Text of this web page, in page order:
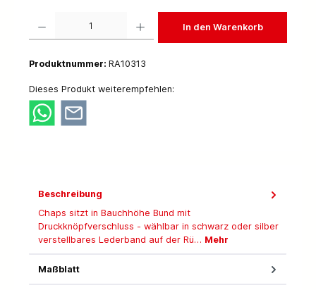
In den Warenkorb
Produktnummer: RA10313
Dieses Produkt weiterempfehlen:
Beschreibung
Chaps sitzt in Bauchhöhe Bund mit
Druckknöpfverschluss - wählbar in schwarz oder silber
verstellbares Lederband auf der Rü… Mehr
Maßblatt